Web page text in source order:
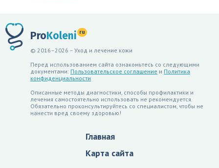
ProKoleni ru
© 2016–2026 – Уход и лечение кожи
Перед использованием сайта ознакомьтесь со следующими
документами: Пользовательское соглашение и Политика
конфиденциальности
Описанные методы диагностики, способы профилактики и
лечения самостоятельно использовать не рекомендуется.
Обязательно проконсультируйтесь со специалистом, чтобы не
нанести вред своему здоровью!
Главная
Карта сайта